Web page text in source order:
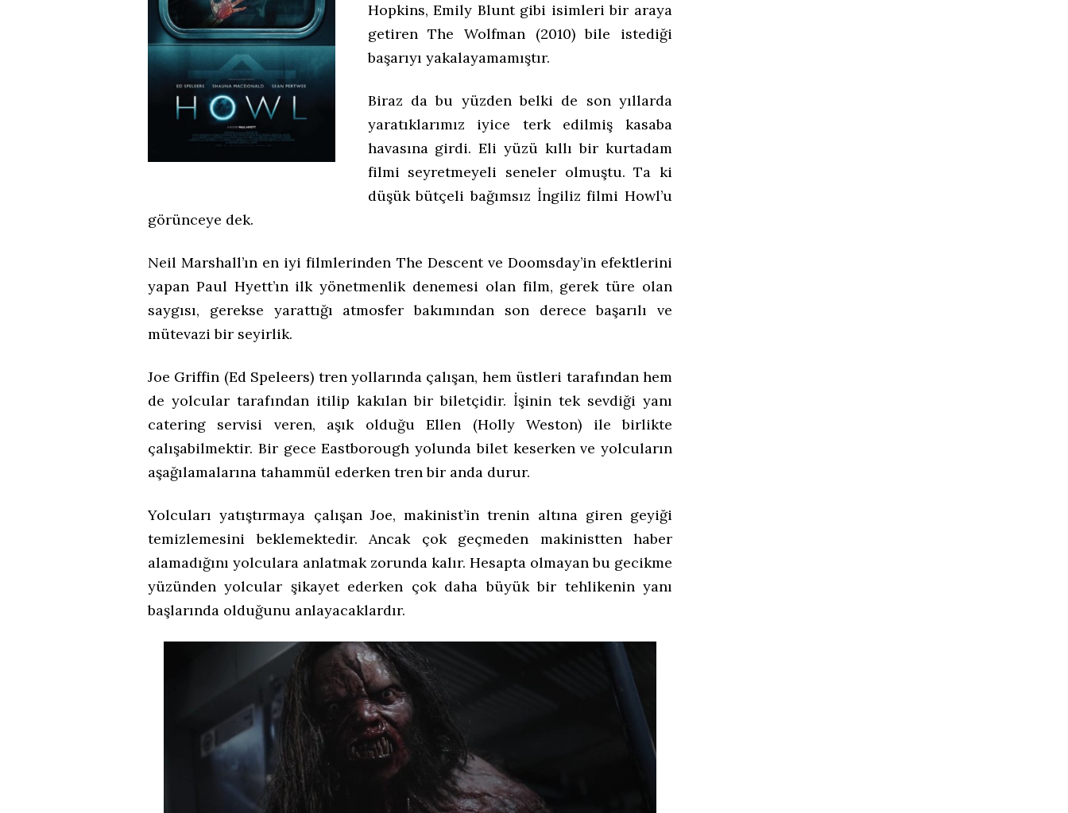
Hopkins, Emily Blunt gibi isimleri bir araya
getiren The Wolfman (2010) bile istediği
başarıyı yakalayamamıştır.
Biraz da bu yüzden belki de son yıllarda
yaratıklarımız iyice terk edilmiş kasaba
havasına girdi. Eli yüzü kıllı bir kurtadam
filmi seyretmeyeli seneler olmuştu. Ta ki
düşük bütçeli bağımsız İngiliz filmi Howl’u
görünceye dek.
Neil Marshall’ın en iyi filmlerinden The Descent ve Doomsday’in efektlerini
yapan Paul Hyett’ın ilk yönetmenlik denemesi olan film, gerek türe olan
saygısı, gerekse yarattığı atmosfer bakımından son derece başarılı ve
mütevazi bir seyirlik.
Joe Griffin (Ed Speleers) tren yollarında çalışan, hem üstleri tarafından hem
de yolcular tarafından itilip kakılan bir biletçidir. İşinin tek sevdiği yanı
catering servisi veren, aşık olduğu Ellen (Holly Weston) ile birlikte
çalışabilmektir. Bir gece Eastborough yolunda bilet keserken ve yolcuların
aşağılamalarına tahammül ederken tren bir anda durur.
Yolcuları yatıştırmaya çalışan Joe, makinist’in trenin altına giren geyiği
temizlemesini beklemektedir. Ancak çok geçmeden makinistten haber
alamadığını yolculara anlatmak zorunda kalır. Hesapta olmayan bu gecikme
yüzünden yolcular şikayet ederken çok daha büyük bir tehlikenin yanı
başlarında olduğunu anlayacaklardır.